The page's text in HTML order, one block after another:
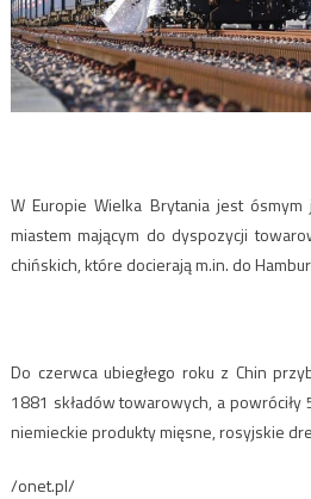
W Europie Wielka Brytania jest
miastem mającym do dyspozycji
chińskich, które docierają m.in. do
Do czerwca ubiegłego roku z Chin
1881 składów towarowych, a powróciły
niemieckie produkty mięsne, rosyjskie
/onet.pl/